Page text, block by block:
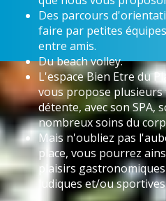
Des parcours
faire par petites
entre amis.
Du beach volley.
L'espace Bien Etre du
vous propose plusieurs
détente, avec son SPA,
nombreux soins du
Mais n'oubliez pas
place, vous pourrez
plaisirs
ludiques et/ou